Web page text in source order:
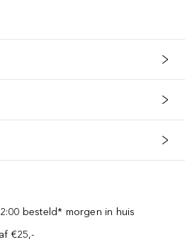
besteld* morgen in huis
€25,-